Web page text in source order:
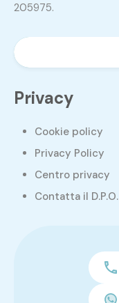
205975.
Privacy
Cookie policy
Privacy Policy
Centro privacy
Contatta il D.P.O.